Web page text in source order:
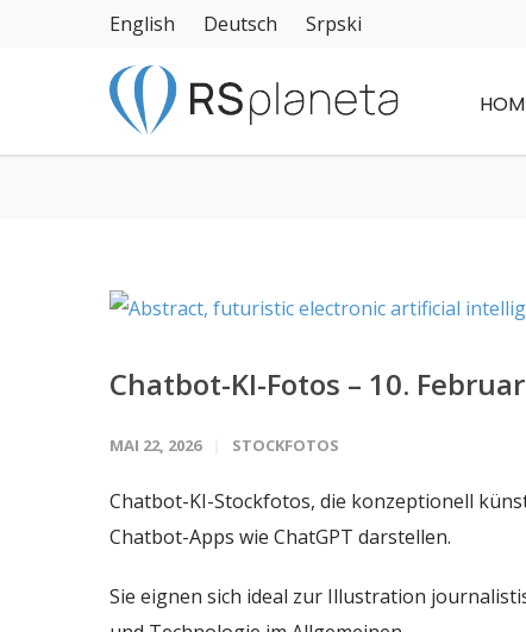
English Deutsch Srpski
Chatbot-KI-Fotos – 10. Februar
MAI 22, 2026 STOCKFOTOS
Chatbot-KI-Stockfotos, die konzeptionell
Chatbot-Apps wie ChatGPT darstellen.
Sie eignen sich ideal zur Illustration